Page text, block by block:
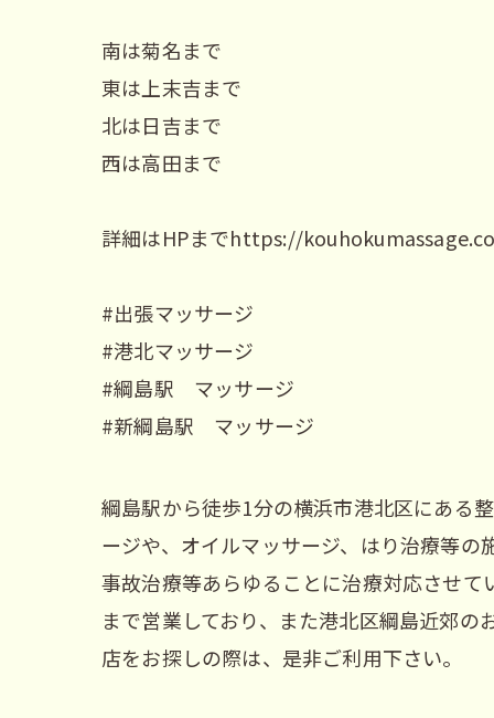
南は菊名まで
東は上末吉まで
北は日吉まで
西は高田まで
詳細はHPまでhttps://
#出張マッサージ
#港北マッサージ
#綱島駅 マッサージ
#新綱島駅 マッサージ
綱島駅から徒歩1分の横浜市港北区にある
ージや、オイルマッサージ、はり治療等
事故治療等あらゆることに治療対応させ
まで営業しており、また港北区綱島近郊
店をお探しの際は、是非ご利用下さい。